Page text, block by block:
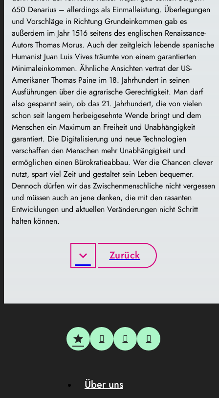
650 Denarius – allerdings als Einmalleistung. Überlegungen
und Vorschläge in Richtung Grundeinkommen gab es
außerdem im Jahr 1516 seitens des englischen Renaissance-
Autors Thomas Morus. Auch der zeitgleich lebende spanische
Humanist Juan Luis Vives träumte von einem garantierten
Minimaleinkommen. Ähnliche Ansichten vertrat der US-
Amerikaner Thomas Paine im 18. Jahrhundert in seinen
Ausführungen über die agrarische Gerechtigkeit. Man darf
also gespannt sein, ob das 21. Jahrhundert, die von vielen
schon seit langem herbeigesehnte Wende bringt und dem
Menschen ein Maximum an Freiheit und Unabhängigkeit
garantiert. Die Digitalisierung und neue Technologien
verschaffen den Menschen mehr Unabhängigkeit und
ermöglichen einen Bürokratieabbau. Wer die Chancen clever
nutzt, spart viel Zeit und gestaltet sein Leben bequemer.
Dennoch dürfen wir das Zwischenmenschliche nicht vergessen
und müssen auch an jene denken, die mit den rasanten
Entwicklungen und aktuellen Veränderungen nicht Schritt
halten können.
Zurück
Über uns